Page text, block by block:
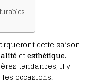
cette saison
etesthétique.
tendances, il y
occasions.